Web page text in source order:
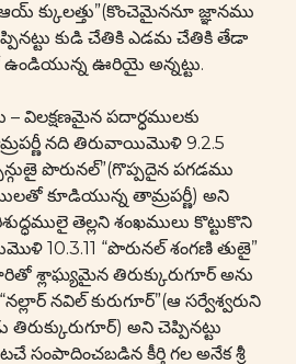
క్కులత్తు”(కొంచెమైననూ జ్ఞానము
కుడి చేతికి ఎడమ చేతికి తేడా
ఊరియై అన్నట్టు.
– విలక్షణమైన పదార్ధములకు
నది తిరువాయిమొళి 9.2.5
పొరునల్”(గొప్పదైన పగడము
కూడియున్న తామ్రపర్ణీ) అని
తెల్లని శంఖములు కొట్టుకొని
10.3.11 “పొరునల్ శంగణి తుఴై”
శ్లాఘ్యమైన తిరుక్కురుగూర్ అను
నవిల్ కురుగూర్”(ఆ సర్వేశ్వరుని
తిరుక్కురుగూర్) అని చెప్పినట్టు
సంపాదించబడిన కీర్తి గల అనేక శ్రీ